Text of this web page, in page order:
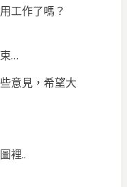
工作了嗎？
…
意見，希望大
裡..